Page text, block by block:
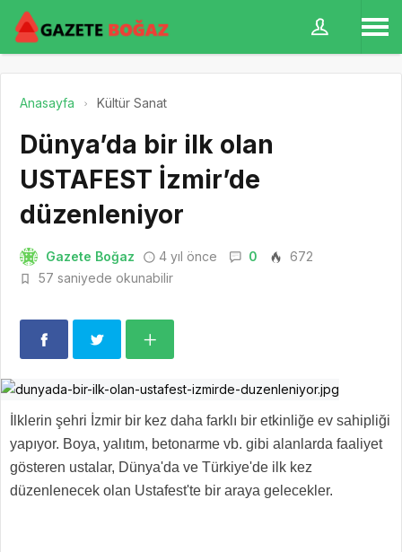
Anasayfa Kültür Sanat
Dünya’da bir ilk olan
USTAFEST İzmir’de
düzenleniyor
Gazete Boğaz 4 yıl önce 0
672
57 saniyede okunabilir
İlklerin şehri İzmir bir kez daha farklı bir etkinliğe ev sahipliği
yapıyor. Boya, yalıtım, betonarme vb. gibi alanlarda faaliyet
gösteren ustalar, Dünya'da ve Türkiye'de ilk kez
düzenlenecek olan Ustafest'te bir araya gelecekler.